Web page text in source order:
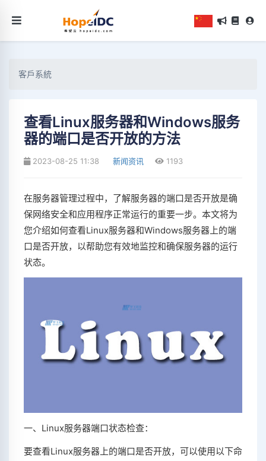
客戶系統
查看Linux服务器和Windows服务
器的端口是否开放的方法
2023-08-25 11:38 新闻资讯 1193
在服务器管理过程中，了解服务器的端口是否开放是确
保网络安全和应用程序正常运行的重要一步。本文将为
您介绍如何查看Linux服务器和Windows服务器上的端
口是否开放，以帮助您有效地监控和确保服务器的运行
状态。
一、Linux服务器端口状态检查：
要查看Linux服务器上的端口是否开放，可以使用以下命